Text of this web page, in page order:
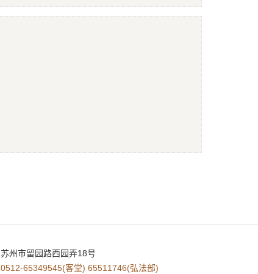
苏州市留园路西园弄18号
0512-65349545(客堂) 65511746(弘法部)